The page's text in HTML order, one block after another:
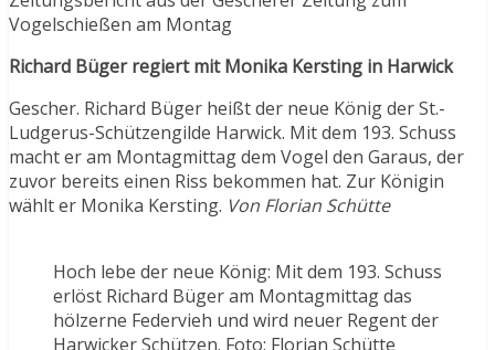
Vogelschießen am Montag
Richard Büger regiert mit Monika Kersting in Harwick
Gescher. Richard Büger heißt der neue König der St.-
Ludgerus-Schützengilde Harwick. Mit dem 193. Schuss
macht er am Montagmittag dem Vogel den Garaus, der
zuvor bereits einen Riss bekommen hat. Zur Königin
wählt er Monika Kersting. Von Florian Schütte
Hoch lebe der neue König: Mit dem 193. Schuss
erlöst Richard Büger am Montagmittag das
hölzerne Federvieh und wird neuer Regent der
Harwicker Schützen. Foto: Florian Schütte